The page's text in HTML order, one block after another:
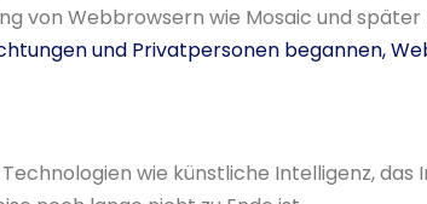
von Webbrowsern wie Mosaic und
und Privatpersonen begannen,
wie künstliche Intelligenz,